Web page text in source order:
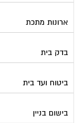
ארונות מתכת
בדק בית
ביטוח ועד בית
בישום בניין